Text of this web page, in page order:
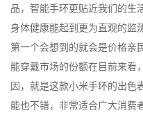
品，智能手环更贴近我们的生
身体健康能起到更为直观的监
第一个会想到的就会是价格亲
能穿戴市场的份额在目前来看
因，就是这款小米手环的出色
能也不错，非常适合广大消费